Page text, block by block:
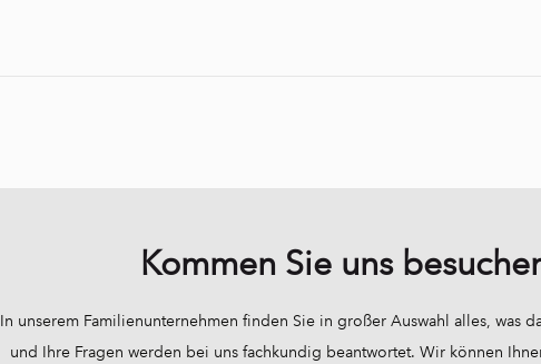
Kommen Sie uns
In unserem Familienunternehmen finden Sie in großer Auswahl alles, was
und Ihre Fragen werden bei uns fachkundig beantwortet. Wir können